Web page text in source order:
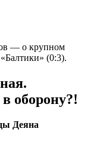
— о крупном
(0:3).
оборону?!
Деяна